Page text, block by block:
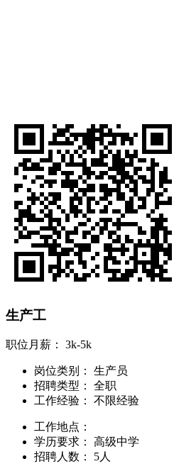
生产工
职位月薪： 3k-5k
岗位类别： 生产员
招聘类型： 全职
工作经验： 不限经验
工作地点：
学历要求： 高级中学
招聘人数： 5人